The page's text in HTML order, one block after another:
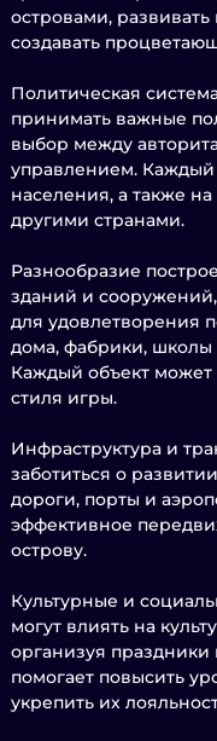
островами,
создавать
Политическая
принимать важные
выбор между
управлением.
населения, а также
другими странами.
Разнообразие
зданий и
для удовлетворения
дома, фабрики, школы
Каждый объект может
стиля игры.
Инфраструктура и
заботиться о
дороги, порты и
эффективное
острову.
Культурные и
могут влиять на
организуя
помогает повысить
укрепить их